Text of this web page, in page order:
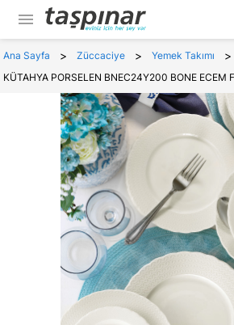
menu
Ana Sayfa > Züccaciye > Yemek Takımı >
KÜTAHYA PORSELEN BNEC24Y200 BONE ECEM